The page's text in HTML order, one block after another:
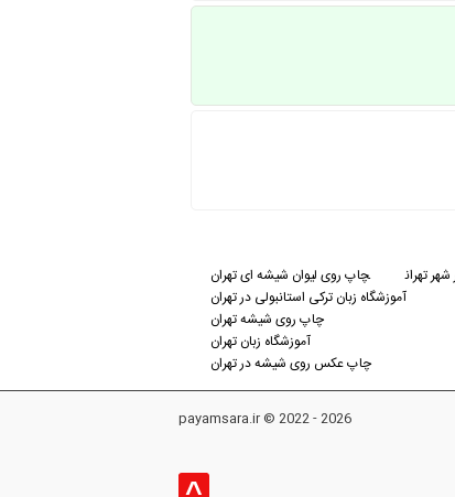
تهران
چاپ روی لیوان شیشه ای تهران
آموزشگاه زبان ترکی استانبولی در تهران
چاپ روی شیشه تهران
آموزشگاه زبان تهران
چاپ عکس روی شیشه در تهران
payamsara.ir © 2022 - 2026